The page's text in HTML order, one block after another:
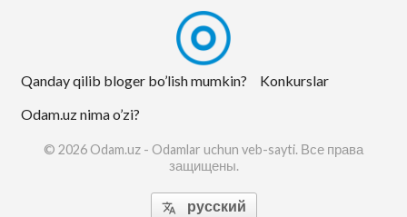
Qanday qilib bloger bo’lish mumkin?
Konkurslar
Odam.uz nima o’zi?
© 2026 Odam.uz - Odamlar uchun veb-sayti. Все права
защищены.
 русский